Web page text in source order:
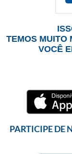
TEMOS MUITO
VOCÊ
PARTICIPE DE